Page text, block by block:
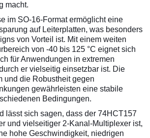
macht.
im SO-16-Format ermöglicht eine
auf Leiterplatten, was besonders
von Vorteil ist. Mit einem weiten
von -40 bis 125 °C eignet sich
für Anwendungen in extremen
er vielseitig einsetzbar ist. Die
und die Robustheit gegen
gewährleisten eine stabile
Bedingungen.
lässt sich sagen, dass der 74HCT157
und vielseitiger 2-Kanal-Multiplexer ist,
hohe Geschwindigkeit, niedrigen